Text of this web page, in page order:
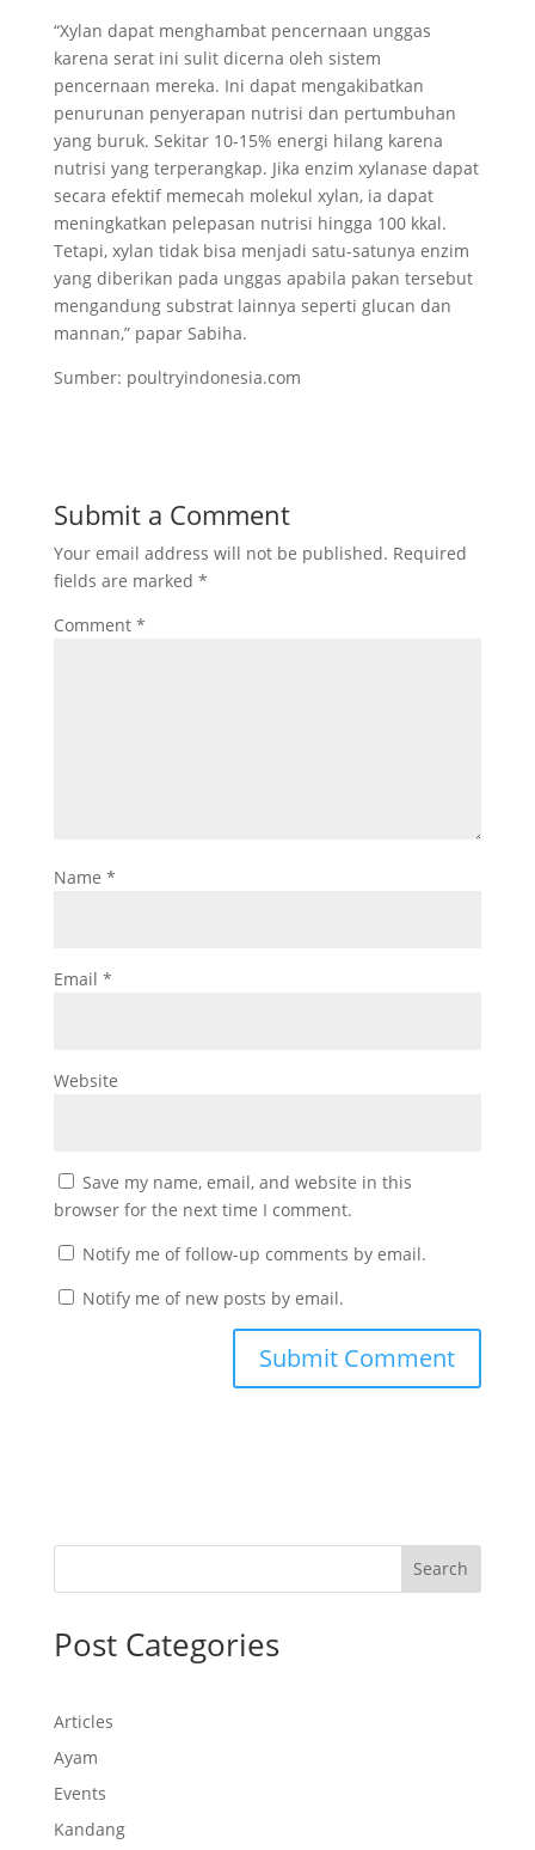
“Xylan dapat menghambat pencernaan unggas
karena serat ini sulit dicerna oleh sistem
pencernaan mereka. Ini dapat mengakibatkan
penurunan penyerapan nutrisi dan pertumbuhan
yang buruk. Sekitar 10-15% energi hilang karena
nutrisi yang terperangkap. Jika enzim xylanase dapat
secara efektif memecah molekul xylan, ia dapat
meningkatkan pelepasan nutrisi hingga 100 kkal.
Tetapi, xylan tidak bisa menjadi satu-satunya enzim
yang diberikan pada unggas apabila pakan tersebut
mengandung substrat lainnya seperti glucan dan
mannan,” papar Sabiha.
Sumber: poultryindonesia.com
Submit a Comment
Your email address will not be published. Required
fields are marked *
Comment *
Name *
Email *
Website
Save my name, email, and website in this
browser for the next time I comment.
Notify me of follow-up comments by email.
Notify me of new posts by email.
Search
Post Categories
Articles
Ayam
Events
Kandang